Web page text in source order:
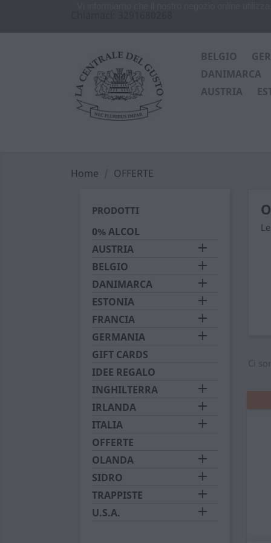
BELGIO
DANIMARCA
AUSTRIA
Home OFFERTE
PRODOTTI
0% ALCOL
AUSTRIA

BELGIO 
DANIMARCA 
ESTONIA 
FRANCIA 
GERMANIA 
GIFT CARDS
IDEE REGALO
INGHILTERRA

IRLANDA 
ITALIA 
OFFERTE
OLANDA

SIDRO 
TRAPPISTE 
U.S.A. 
Ci